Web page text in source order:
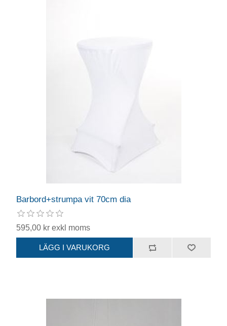
Barbord+strumpa vit 70cm dia
595,00 kr exkl moms